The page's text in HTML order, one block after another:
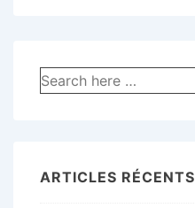
Recherche
pour:
ARTICLES RÉCENTS